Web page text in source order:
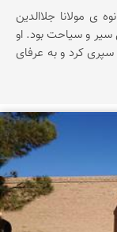
ی مولانا جلاالدین
و سیاحت بود. او
یک سال را در سلطانیه زنجان، پایتخت ایلخانیان سپری کرد و به عرفای